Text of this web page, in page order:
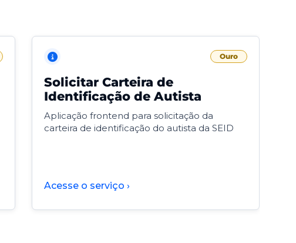
Ouro
Solicitar Carteira de
Identificação de Autista
Aplicação frontend para solicitação da
carteira de identificação do autista da SEID
Acesse o serviço ›